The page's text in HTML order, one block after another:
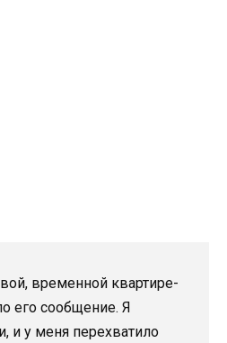
временной квартире-
его сообщение. Я
и у меня перехватило